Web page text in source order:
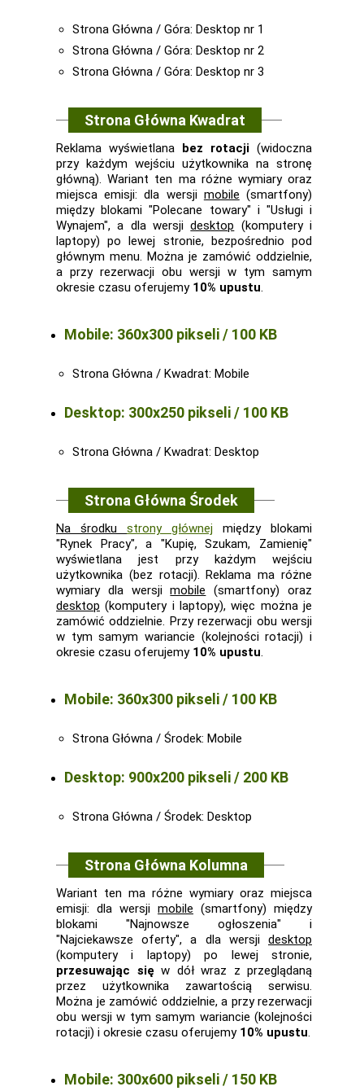
Strona Główna / Góra: Desktop nr 1
Strona Główna / Góra: Desktop nr 2
Strona Główna / Góra: Desktop nr 3
Strona Główna Kwadrat
Reklama wyświetlana bez rotacji (widoczna
przy każdym wejściu użytkownika na stronę
główną). Wariant ten ma różne wymiary oraz
miejsca emisji: dla wersji mobile (smartfony)
między blokami "Polecane towary" i "Usługi i
Wynajem", a dla wersjidesktop (komputery i
laptopy) po lewej stronie, bezpośrednio pod
głównym menu. Można je zamówić oddzielnie,
a przy rezerwacji obu wersji w tym samym
okresie czasu oferujemy 10% upustu.
Mobile: 360x300 pikseli / 100 KB
Strona Główna / Kwadrat: Mobile
Desktop: 300x250 pikseli / 100 KB
Strona Główna / Kwadrat: Desktop
Strona Główna Środek
Na środku strony głównej między blokami
"Rynek Pracy", a "Kupię, Szukam, Zamienię"
wyświetlana jest przy każdym wejściu
użytkownika (bez rotacji). Reklama ma różne
wymiary dla wersjimobile (smartfony) oraz
desktop (komputery i laptopy), więc można je
zamówić oddzielnie. Przy rezerwacji obu wersji
w tym samym wariancie (kolejności rotacji) i
okresie czasu oferujemy 10% upustu.
Mobile: 360x300 pikseli / 100 KB
Strona Główna / Środek: Mobile
Desktop: 900x200 pikseli / 200 KB
Strona Główna / Środek: Desktop
Strona Główna Kolumna
Wariant ten ma różne wymiary oraz miejsca
emisji: dla wersji mobile (smartfony) między
blokami "Najnowsze ogłoszenia" i
"Najciekawsze oferty", a dla wersji desktop
(komputery i laptopy) po lewej stronie,
przesuwając sięw dół wraz z przeglądaną
przez użytkownika zawartością serwisu.
Można je zamówić oddzielnie, a przy rezerwacji
obu wersji w tym samym wariancie (kolejności
rotacji) i okresie czasu oferujemy 10% upustu.
Mobile: 300x600 pikseli / 150 KB